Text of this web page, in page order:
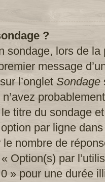
?
sondage, lors de la
message
l’onglet Sondage
titre du sondage
par ligne
nombre de
Option(s) par
» pour une durée